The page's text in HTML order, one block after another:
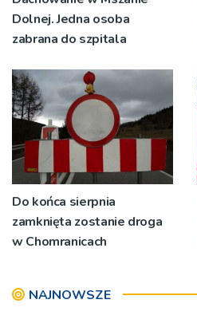
Dolnej. Jedna osoba
zabrana do szpitala
Do końca sierpnia
zamknięta zostanie droga
w Chomranicach
NAJNOWSZE